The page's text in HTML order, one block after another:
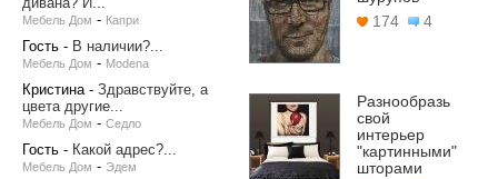
Мебель Дом - Капри
Гость - В наличии?...
Мебель Дом - Modena
Кристина- Здравствуйте, а
цвета другие...
Мебель Дом - Седло
Гость - Какой адрес?...
Мебель Дом - Эдем
174
4
Разнообразь
свой
интерьер
"картинными"
шторами